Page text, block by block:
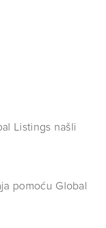
Listings našli
pomoću Global